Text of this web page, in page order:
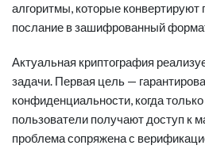
алгоритмы, которые конвертируют
послание в зашифрованный
Актуальная криптография
задачи. Первая цель —
конфиденциальности, когда
пользователи получают доступ к
проблема сопряжена с